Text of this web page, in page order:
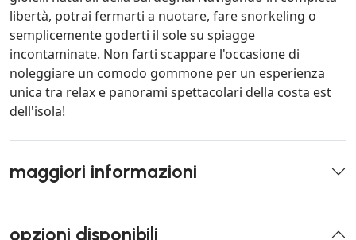
libertà, potrai fermarti a nuotare, fare snorkeling o
semplicemente goderti il sole su spiagge
incontaminate. Non farti scappare l'occasione di
noleggiare un comodo gommone per un esperienza
unica tra relax e panorami spettacolari della costa est
dell'isola!
maggiori informazioni
opzioni disponibili